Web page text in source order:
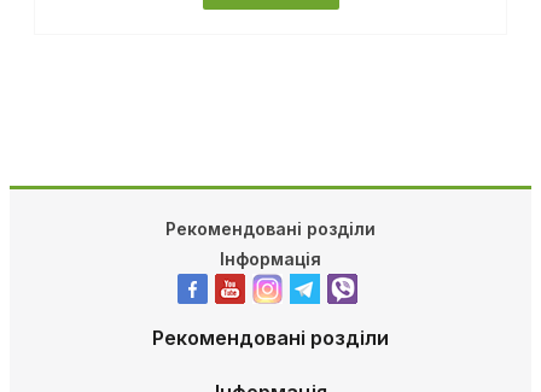
Рекомендовані розділи
Інформація
Рекомендовані розділи